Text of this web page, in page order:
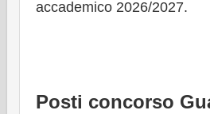
accademico 2026/2027.
Posti concorso